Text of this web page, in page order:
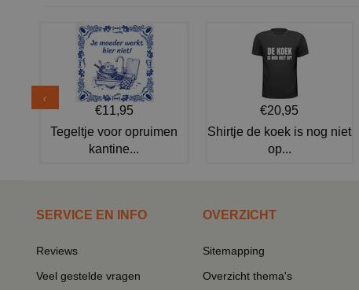
€11,95
Tegeltje voor opruimen
kantine...
€20,95
Shirtje de koek is nog niet
op...
SERVICE EN INFO
Reviews
Veel gestelde vragen
OVERZICHT
Sitemapping
Overzicht thema's